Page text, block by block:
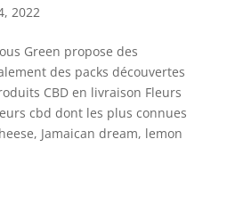
2022
Green propose des
des packs découvertes
CBD en livraison Fleurs
cbd dont les plus connues
Jamaican dream, lemon